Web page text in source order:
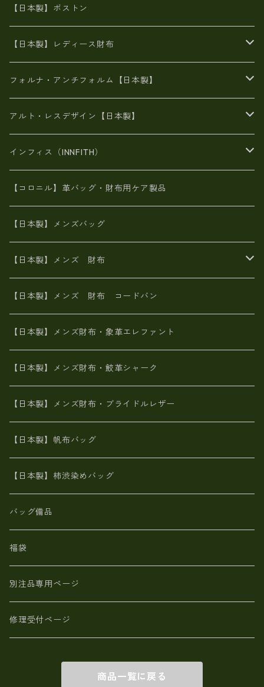
エナメル
がま口
リネン
メタリック
スエード
8号帆布
財布ポシェット
牛革
メタリック
オイルレザー
６号蝋引き帆布
豊岡製品
エナメルクロコ
がま口
斜め掛け
豊岡
豊岡製
牛革
日本製
帆布
【日本製】ボストン
【日本製】レディース財布
二つ折り財布
がま口財布
スペインレザー
メタリック
長財布
スペインレザー
佐賀牛革
革友禅染め
ポーテッド
L字ファスナー財布
スペインレザー
革友禅染め
メタリック
ポーチ
ヌメ革
革友禅染め
財布ショルダー
ヌメ革
がま口財布
革友禅染め
山羊革
火山灰染め
名刺入れ・キーケース、他
フォルナ・アンチフォルム【日本製】
BAG
財布・小物
アルト・レスデザイン【日本製】
BAG
財布・小物
インフィス（INNFITH）
BAG
財布・小物
【コロニル】革バッグ・財布用ケア製品
【日本製】メンズバッグ
【日本製】メンズ 財布
象革エレファント【日本製】メンズ 財布
鮫革シャーク【日本製】メンズ 財布
ブライドルレザー【日本製】メンズ 財布
MAISON de HIROAN 【日本製】メンズ 財布
栃木レザー 【日本製】メンズ 財布
革小物・財布【日本製】メンズ レディース
【日本製】メンズ 財布 アザラシ革(シールスキン)
【日本製】メンズ 財布 コードバン
【日本製】メンズ財布・象革エレファント
【日本製】メンズ財布・鮫革シャーク
【日本製】メンズ財布・ブライドルレザー
【日本製】帆布バッグ
【日本製】柿渋染めバッグ
バッグ備品
福袋
別注品専用ページ
修理受付ページ
商品一覧に戻る